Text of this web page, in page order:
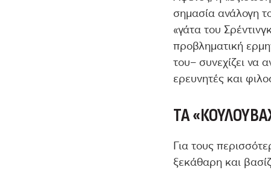
σημασία ανάλογη
«γάτα του
προβληματική
του– συνεχίζει να
ερευνητές και
ΤΑ
Για τους
ξεκάθαρη και